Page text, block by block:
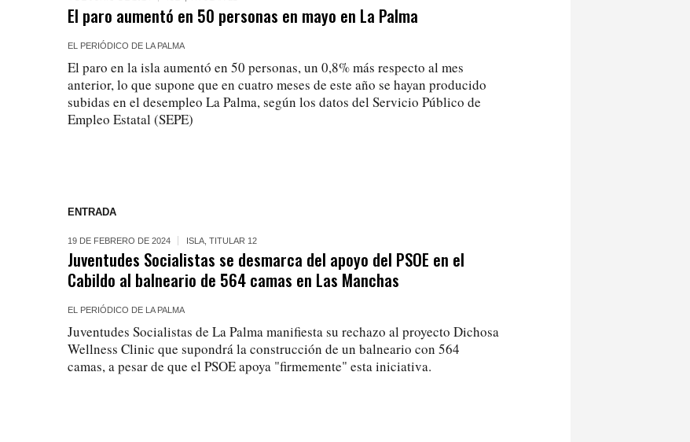
El paro aumentó en 50 personas en mayo en La Palma
EL PERIÓDICO DE LA PALMA
El paro en la isla aumentó en 50 personas, un 0,8% más respecto al mes
anterior, lo que supone que en cuatro meses de este año se hayan producido
subidas en el desempleo La Palma, según los datos del Servicio Público de
Empleo Estatal (SEPE)
ENTRADA
19 DE FEBRERO DE 2024 ISLA ,TITULAR 12
Juventudes Socialistas se desmarca del apoyo del PSOE en el
Cabildo al balneario de 564 camas en Las Manchas
EL PERIÓDICO DE LA PALMA
Juventudes Socialistas de La Palma manifiesta su rechazo al proyecto Dichosa
Wellness Clinic que supondrá la construcción de un balneario con 564
camas, a pesar de que el PSOE apoya "firmemente" esta iniciativa.